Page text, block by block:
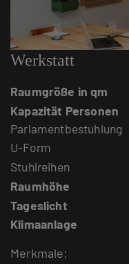
Werkstatt
Raumgröße in qm
Kapazität Personen
Parlamentbestuhlung
U-Form
Stuhlreihen
Raumhöhe
Tageslicht
Klimaanlage
Merkmale: